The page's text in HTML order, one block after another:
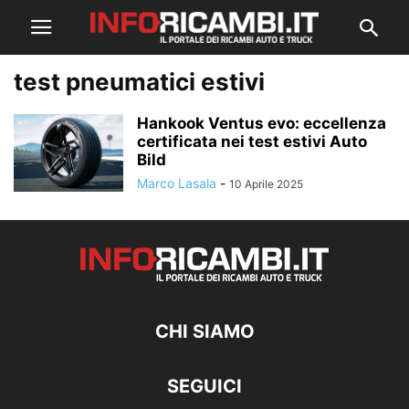
test pneumatici estivi
Hankook Ventus evo: eccellenza
certificata nei test estivi Auto
Bild
Marco Lasala - 10 Aprile 2025
CHI SIAMO
SEGUICI